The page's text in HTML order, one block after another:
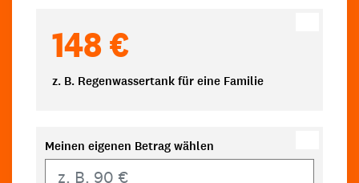
148 €
z. B. Regenwassertank für eine Familie
Meinen eigenen Betrag wählen